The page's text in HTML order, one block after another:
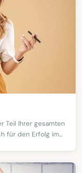
Teil Ihrer gesamten
für den Erfolg im